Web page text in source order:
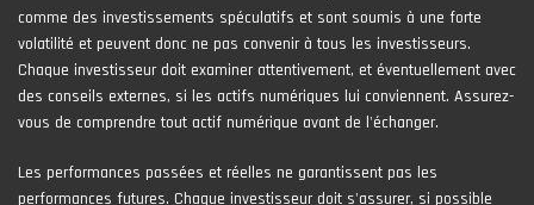
comme des investissements spéculatifs et sont soumis à une forte
volatilité et peuvent donc ne pas convenir à tous les investisseurs.
Chaque investisseur doit examiner attentivement, et éventuellement avec
des conseils externes, si les actifs numériques lui conviennent. Assurez-
vous de comprendre tout actif numérique avant de l'échanger.
Les performances passées et réelles ne garantissent pas les
performances futures. Chaque investisseur doit s'assurer, si possible